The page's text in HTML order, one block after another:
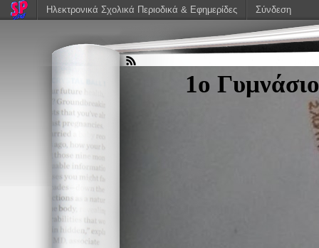
1ο
Ηλεκτρονικά Σχολικά Περιοδικά & Εφημερίδες Σύνδεση